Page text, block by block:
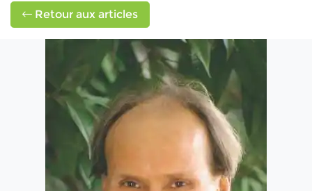
Retour aux articles